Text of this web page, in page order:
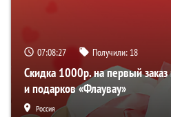
07:08:26 Получили: 18
Скидка 1000р. на первый
и подарков «Флаувау»
Россия